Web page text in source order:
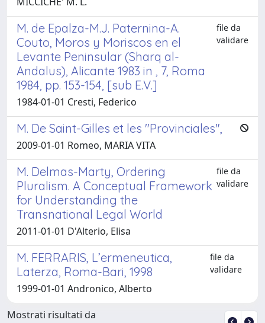
M. de Epalza-M.J. Paternina-A.
Couto, Moros y Moriscos en el
Levante Peninsular (Sharq al-
Andalus), Alicante 1983 in , 7, Roma
1984, pp. 153-154, [sub E.V.]
file da
validare
1984-01-01 Cresti, Federico
M. De Saint-Gilles et les "Provinciales",
2009-01-01 Romeo, MARIA VITA
M. Delmas-Marty, Ordering
Pluralism. A Conceptual Framework
for Understanding the
Transnational Legal World
file da
validare
2011-01-01 D'Alterio, Elisa
M. FERRARIS, L’ermeneutica,
Laterza, Roma-Bari, 1998
file da
validare
1999-01-01 Andronico, Alberto
Mostrati risultati da